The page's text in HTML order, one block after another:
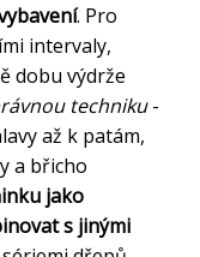
. Pro
intervaly,
dobu výdrže
techniku-
až k patám,
a břicho
jako
s jinými